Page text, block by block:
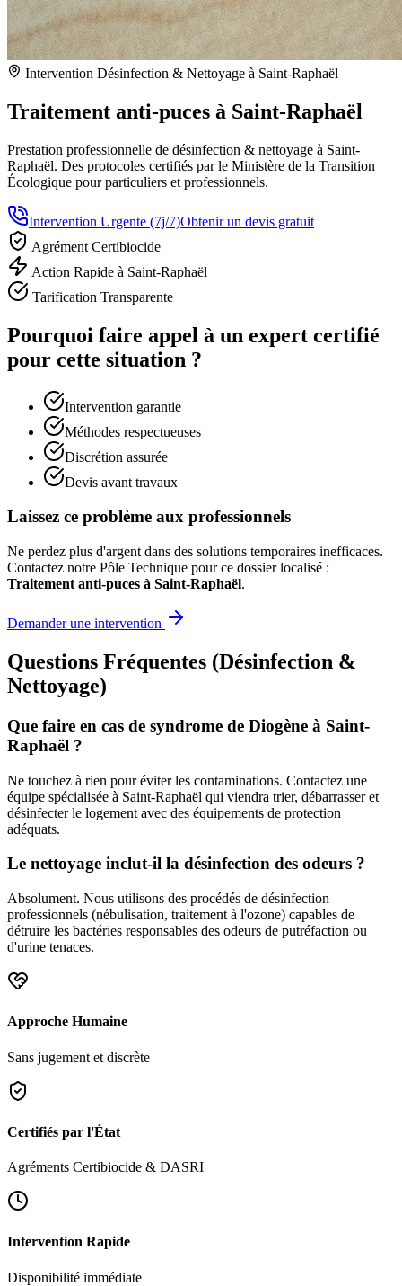
Intervention Désinfection & Nettoyage à Saint-Raphaël
Traitement anti-puces à Saint-Raphaël
Prestation professionnelle de désinfection & nettoyage à Saint-
Raphaël. Des protocoles certifiés par le Ministère de la Transition
Écologique pour particuliers et professionnels.
Intervention Urgente (7j/7)Obtenir un devis gratuit
Agrément Certibiocide
Action Rapide à Saint-Raphaël
Tarification Transparente
Pourquoi faire appel à un expert certifié
pour cette situation ?
Intervention garantie
Méthodes respectueuses
Discrétion assurée
Devis avant travaux
Laissez ce problème aux professionnels
Ne perdez plus d'argent dans des solutions temporaires inefficaces.
Contactez notre Pôle Technique pour ce dossier localisé :
Traitement anti-puces à Saint-Raphaël.
Demander une intervention
Questions Fréquentes (Désinfection &
Nettoyage)
Que faire en cas de syndrome de Diogène à Saint-
Raphaël ?
Ne touchez à rien pour éviter les contaminations. Contactez une
équipe spécialisée à Saint-Raphaël qui viendra trier, débarrasser et
désinfecter le logement avec des équipements de protection
adéquats.
Le nettoyage inclut-il la désinfection des odeurs ?
Absolument. Nous utilisons des procédés de désinfection
professionnels (nébulisation, traitement à l'ozone) capables de
détruire les bactéries responsables des odeurs de putréfaction ou
d'urine tenaces.
Approche Humaine
Sans jugement et discrète
Certifiés par l'État
Agréments Certibiocide & DASRI
Intervention Rapide
Disponibilité immédiate